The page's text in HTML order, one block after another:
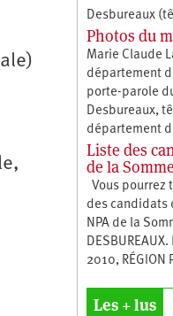
Desbureaux
Photos du
Marie Claude
département
porte-parole
Desbureaux,
département
Liste des
de la Somme
Vous pourrez
des candidats
NPA de la
DESBUREAUX.
2010, RÉGION
Les + lus